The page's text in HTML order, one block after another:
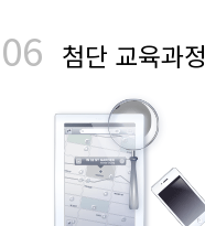
06 첨단 교육과정